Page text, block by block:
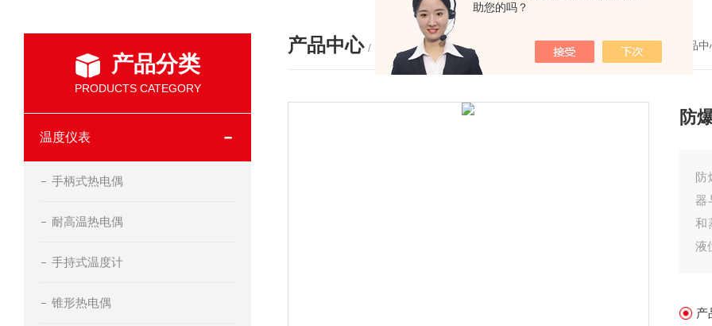
助您的吗？
产品分类
PRODUCTS CATEGORY
温度仪表
手柄式热电偶
耐高温热电偶
手持式温度计
锥形热电偶
产品中心 / PRODUCTS 您的位置：首页 - 产品
防
防
器
和
液
产